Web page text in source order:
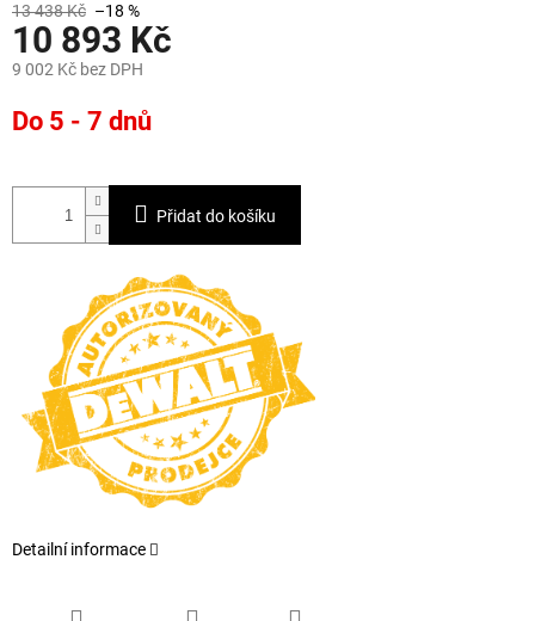
13 438 Kč –18 %
10 893 Kč
9 002 Kč bez DPH
cena:
Do 5 - 7 dnů
Přidat do košíku
Detailní informace